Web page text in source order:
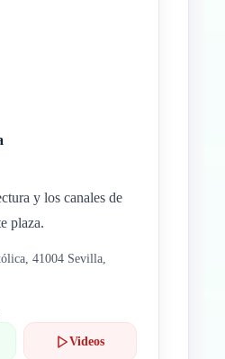
y los canales de
plaza.
41004 Sevilla,
Videos